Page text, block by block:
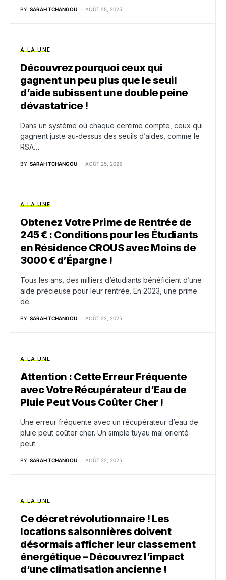
BY SARAH TCHANGOU AOÛT 25, 2025
A LA UNE
Découvrez pourquoi ceux qui
gagnent un peu plus que le seuil
d’aide subissent une double peine
dévastatrice !
Dans un système où chaque centime compte, ceux qui
gagnent juste au-dessus des seuils d’aides, comme le
RSA…
BY SARAH TCHANGOU AOÛT 25, 2025
A LA UNE
Obtenez Votre Prime de Rentrée de
245 € : Conditions pour les Étudiants
en Résidence CROUS avec Moins de
3000 € d’Épargne !
Tous les ans, des milliers d’étudiants bénéficient d’une
aide précieuse pour leur rentrée. En 2023, une prime
de…
BY SARAH TCHANGOU AOÛT 22, 2025
A LA UNE
Attention : Cette Erreur Fréquente
avec Votre Récupérateur d’Eau de
Pluie Peut Vous Coûter Cher !
Une erreur fréquente avec un récupérateur d’eau de
pluie peut coûter cher. Un simple tuyau mal orienté
peut…
BY SARAH TCHANGOU AOÛT 22, 2025
A LA UNE
Ce décret révolutionnaire ! Les
locations saisonnières doivent
désormais afficher leur classement
énergétique – Découvrez l’impact
d’une climatisation ancienne !